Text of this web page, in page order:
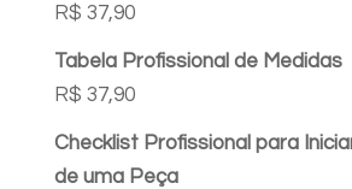
R$ 37,90
Tabela Profissional de Medidas
R$ 37,90
Checklist Profissional para
de uma Peça